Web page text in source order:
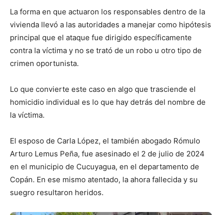
La forma en que actuaron los responsables dentro de la
vivienda llevó a las autoridades a manejar como hipótesis
principal que el ataque fue dirigido específicamente
contra la víctima y no se trató de un robo u otro tipo de
crimen oportunista.
Lo que convierte este caso en algo que trasciende el
homicidio individual es lo que hay detrás del nombre de
la víctima.
El esposo de Carla López, el también abogado Rómulo
Arturo Lemus Peña, fue asesinado el 2 de julio de 2024
en el municipio de Cucuyagua, en el departamento de
Copán. En ese mismo atentado, la ahora fallecida y su
suegro resultaron heridos.